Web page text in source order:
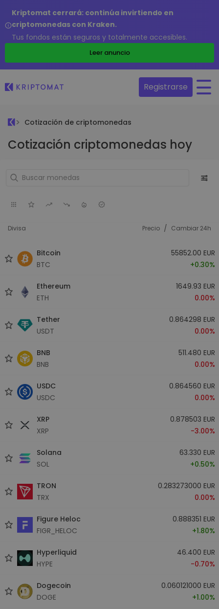
Kriptomat cerrará: continúa invirtiendo en
criptomonedas con Kraken.
Tus fondos están seguros y totalmente accesibles.
Leer anuncio
Registrarse
Cotización de criptomonedas
Cotización criptomonedas hoy
Divisa Precio / Cambiar 24h
Bitcoin
BTC
55852.00 EUR
+0.30%
Ethereum
ETH
1649.93 EUR
0.00%
Tether
USDT
0.864298 EUR
0.00%
BNB
BNB
511.480 EUR
0.00%
USDC
USDC
0.864560 EUR
0.00%
XRP
XRP
0.878503 EUR
-3.00%
Solana
SOL
63.330 EUR
+0.50%
TRON
TRX
0.283273000 EUR
0.00%
Figure Heloc
FIGR_HELOC
0.888351 EUR
+1.80%
Hyperliquid
HYPE
46.400 EUR
-0.70%
Dogecoin
DOGE
0.060121000 EUR
+1.00%